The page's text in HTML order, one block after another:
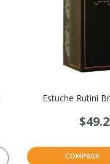
Estuche Rutini